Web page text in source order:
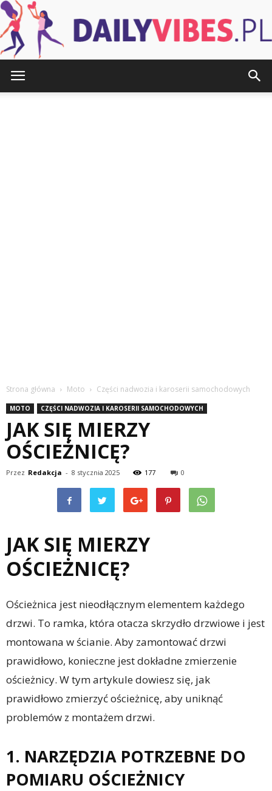
Strona główna Moto Części nadwozia i karoserii samochodowych
MOTO CZĘŚCI NADWOZIA I KAROSERII SAMOCHODOWYCH
JAK SIĘ MIERZY
OŚCIEŻNICĘ?
Przez Redakcja - 8 stycznia 2025 177 0
JAK SIĘ MIERZY
OŚCIEŻNICĘ?
Ościeżnica jest nieodłącznym elementem każdego
drzwi. To ramka, która otacza skrzydło drzwiowe i jest
montowana w ścianie. Aby zamontować drzwi
prawidłowo, konieczne jest dokładne zmierzenie
ościeżnicy. W tym artykule dowiesz się, jak
prawidłowo zmierzyć ościeżnicę, aby uniknąć
problemów z montażem drzwi.
1. NARZĘDZIA POTRZEBNE DO
POMIARU OŚCIEŻNICY